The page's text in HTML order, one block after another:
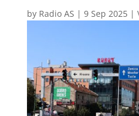
by Radio AS | 9 Sep 2025|